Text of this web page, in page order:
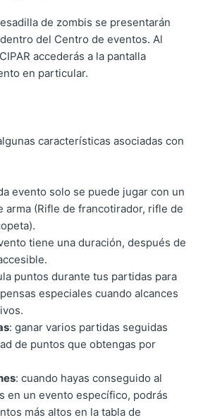
de zombis se presentarán
del Centro de eventos. Al
accederás a la pantalla
en particular.
características asociadas con
evento solo se puede jugar con un
arma (Rifle de francotirador, rifle de
tiene una duración, después de
puntos durante tus partidas para
especiales cuando alcances
: ganar varios partidas seguidas
de puntos que obtengas por
: cuando hayas conseguido al
en un evento específico, podrás
más altos en la tabla de